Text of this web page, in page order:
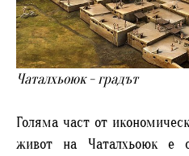
Чаталхьоюк - градът
Голяма част от
живот на Чаталхьоюк е